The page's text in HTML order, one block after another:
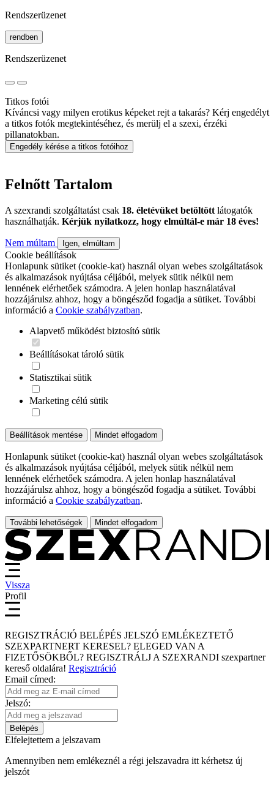
Rendszerüzenet
rendben
Rendszerüzenet
Titkos fotói
Kíváncsi vagy milyen erotikus képeket rejt a takarás? Kérj engedélyt
a titkos fotók megtekintéséhez, és merülj el a szexi, érzéki
pillanatokban.
Engedély kérése a titkos fotóihoz
Felnőtt Tartalom
A szexrandi szolgáltatást csak 18. életévüket betöltött látogatók
használhatják. Kérjük nyilatkozz, hogy elmúltál-e már 18 éves!
Nem múltam Igen, elmúltam
Cookie beállítások
Honlapunk sütiket (cookie-kat) használ olyan webes szolgáltatások
és alkalmazások nyújtása céljából, melyek sütik nélkül nem
lennének elérhetőek számodra. A jelen honlap használatával
hozzájárulsz ahhoz, hogy a böngésződ fogadja a sütiket. További
információ a Cookie szabályzatban.
Alapvető működést biztosító sütik
Beállításokat tároló sütik
Statisztikai sütik
Marketing célú sütik
Beállítások mentése Mindet elfogadom
Honlapunk sütiket (cookie-kat) használ olyan webes szolgáltatások
és alkalmazások nyújtása céljából, melyek sütik nélkül nem
lennének elérhetőek számodra. A jelen honlap használatával
hozzájárulsz ahhoz, hogy a böngésződ fogadja a sütiket. További
információ a Cookie szabályzatban.
További lehetőségek Mindet elfogadom
Vissza
Profil
REGISZTRÁCIÓ BELÉPÉS JELSZÓ EMLÉKEZTETŐ
SZEXPARTNERT KERESEL? ELEGED VAN A
FIZETŐSÖKBŐL? REGISZTRÁLJ A SZEXRANDI szexpartner
kereső oldalára! Regisztráció
Email címed:
Jelszó:
Belépés
Elfelejtettem a jelszavam
Amennyiben nem emlékeznél a régi jelszavadra itt kérhetsz új
jelszót